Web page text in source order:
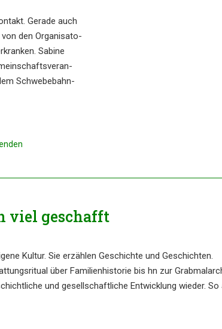
Gerade auch
von den Organi­sa­to­
Sabine
Schwe­be­bahn­
viel geschafft
Kultur. Sie erzäh­len Geschich­te und Geschich­ten.
über Famili­en­his­to­rie bis hn zur
und gesell­schaft­li­che Entwick­lung wieder. So